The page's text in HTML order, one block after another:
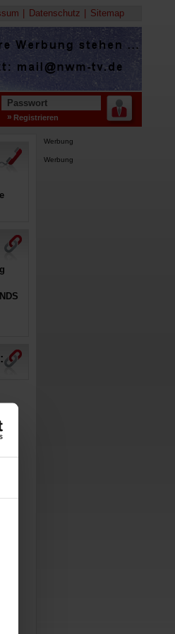
Datenschutz Sitemap
Passwort
Registrieren
Werbung
Werbung